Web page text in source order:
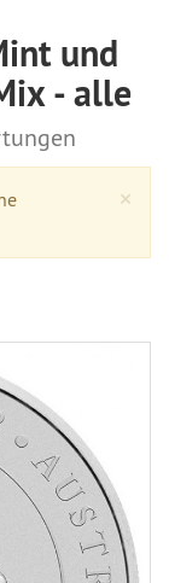
und
- alle
×